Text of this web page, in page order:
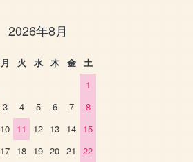
2026年8月
月 火 水 木 金
土
1
3 4 5 6 7
8
10 11 12 13 14 15
17 18 19 20 21
22